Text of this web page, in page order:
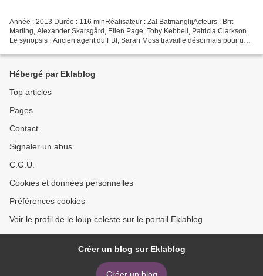
Année : 2013 Durée : 116 minRéalisateur : Zal BatmanglijActeurs : Brit
Marling, Alexander Skarsgård, Ellen Page, Toby Kebbell, Patricia Clarkson
Le synopsis : Ancien agent du FBI, Sarah Moss travaille désormais pour une
Hébergé par Eklablog
Top articles
Pages
Contact
Signaler un abus
C.G.U.
Cookies et données personnelles
Préférences cookies
Voir le profil de le loup celeste sur le portail Eklablog
Créer un blog sur Eklablog